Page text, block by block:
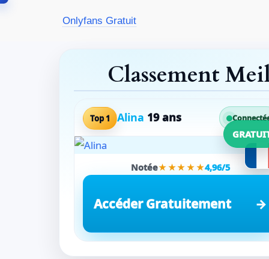
Onlyfans Gratuit
Classement
Top 1 Alina 19 ans
Notée★★★★★4,96/5
Accéder Gratuitement